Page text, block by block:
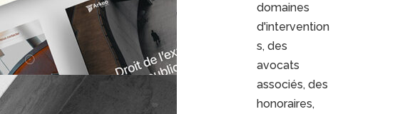
domaines
d'intervention
s, des
avocats
associés, des
honoraires,